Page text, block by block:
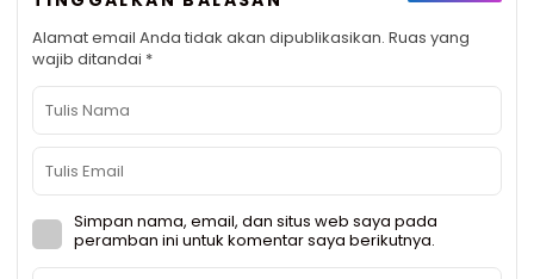
Alamat email Anda tidak akan dipublikasikan. Ruas yang
wajib ditandai *
Simpan nama, email, dan situs web saya pada
peramban ini untuk komentar saya berikutnya.